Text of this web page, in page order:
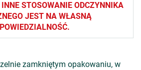
STOSOWANIE ODCZYNNIKA
JEST NA WŁASNĄ
zamkniętym opakowaniu, w